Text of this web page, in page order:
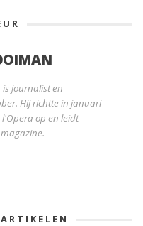
is journalist en
Hij richtte in januari
l'Opera op en leidt